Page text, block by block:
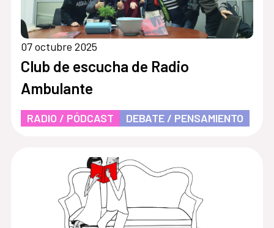
07 octubre 2025
Club de escucha de Radio
Ambulante
RADIO / PÓDCAST DEBATE / PENSAMIENTO